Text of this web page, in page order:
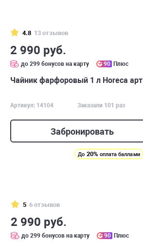
4.8 13 отзывов
2 990 руб.
до 299 бонусов на карту 90 Плюс
Чайник фарфоровый 1 л Horeca
Артикул: 14104 Заказали 101 раз
Забронировать
До 20% оплата баллами
5 6 отзывов
2 990 руб.
до 299 бонусов на карту 90 Плюс